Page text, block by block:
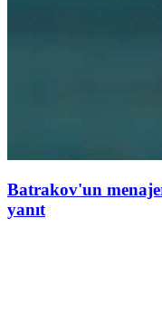
Batrakov'un
yanıt